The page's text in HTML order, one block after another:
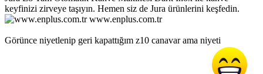
keyfinizi zirveye taşıyın. Hemen siz de Jura ürünlerini keşfedin.
www.enplus.com.tr
Görünce niyetlenip geri kapattığım z10 canavar ama niyeti